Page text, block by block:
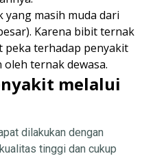
masih muda dari
Karena bibit ternak
peka terhadap penyakit
ternak dewasa.
melalui
dilakukan dengan
tinggi dan cukup